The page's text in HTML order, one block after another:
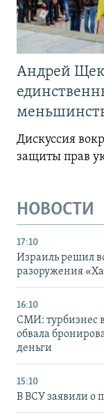
Андрей
Дискуссия
защиты прав
НОВОСТИ
17:10
Израиль решил
разоружения
16:10
СМИ: турбизнес
обвала
деньги
15:10
В ВСУ заявили о